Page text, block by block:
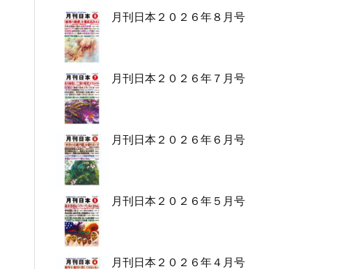
月刊日本２０２６年８月号
月刊日本２０２６年７月号
月刊日本２０２６年６月号
月刊日本２０２６年５月号
月刊日本２０２６年４月号